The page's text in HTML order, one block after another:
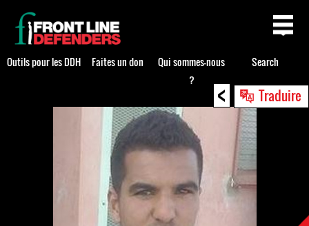
< Traduire
Back
to
top
Outils pour les DDH Faites un don
Qui sommes-nous
?
Search